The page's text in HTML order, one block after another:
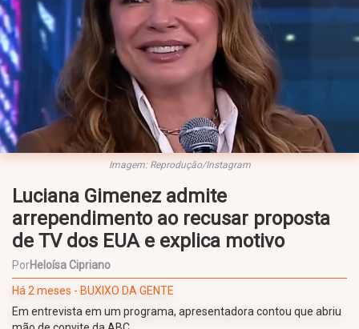
Imagem: Reprodução/Instagram
Luciana Gimenez admite
arrependimento ao recusar proposta
de TV dos EUA e explica motivo
PorHeloísa Cipriano
Há 2 meses - BUXIXO DA GENTE
Em entrevista em um programa, apresentadora contou que abriu